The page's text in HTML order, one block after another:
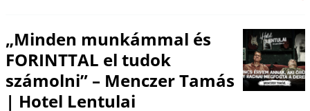
„Minden munkámmal és
FORINTTAL el tudok
számolni” – Menczer Tamás
| Hotel Lentulai